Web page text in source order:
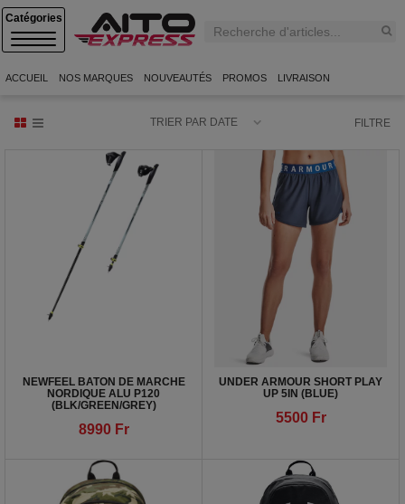
C
T
G
ACCUEIL NOS MARQUES NOUVEAUTÉS PROMOS LIVRAISON
TRIER PAR DATE FILTRE
NEWFEEL BATON DE MARCHE
NORDIQUE ALU P120
(BLK/GREEN/GREY)
8990 Fr
UNDER ARMOUR SHORT PLAY
UP 5IN (BLUE)
5500 Fr